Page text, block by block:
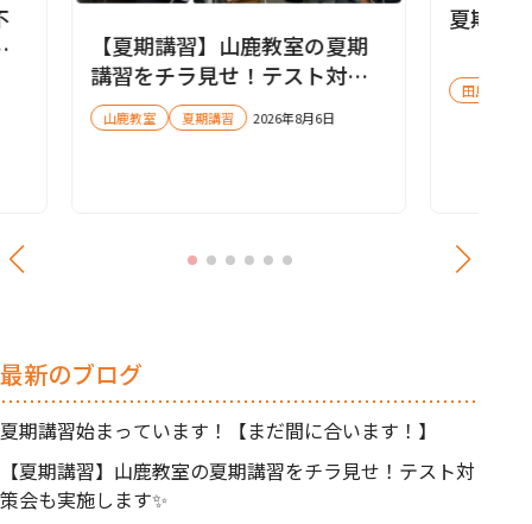
【夏期講習】山鹿教室の夏期
講習をチラ見せ！テスト対策
会も実施します✨
山鹿教室 夏期講習 2026年8月6日
夏期講
田島教室
最新のブログ
夏期講習始まっています！【まだ間に合います！】
【夏期講習】山鹿教室の夏期講習をチラ見せ！テスト対
策会も実施します✨